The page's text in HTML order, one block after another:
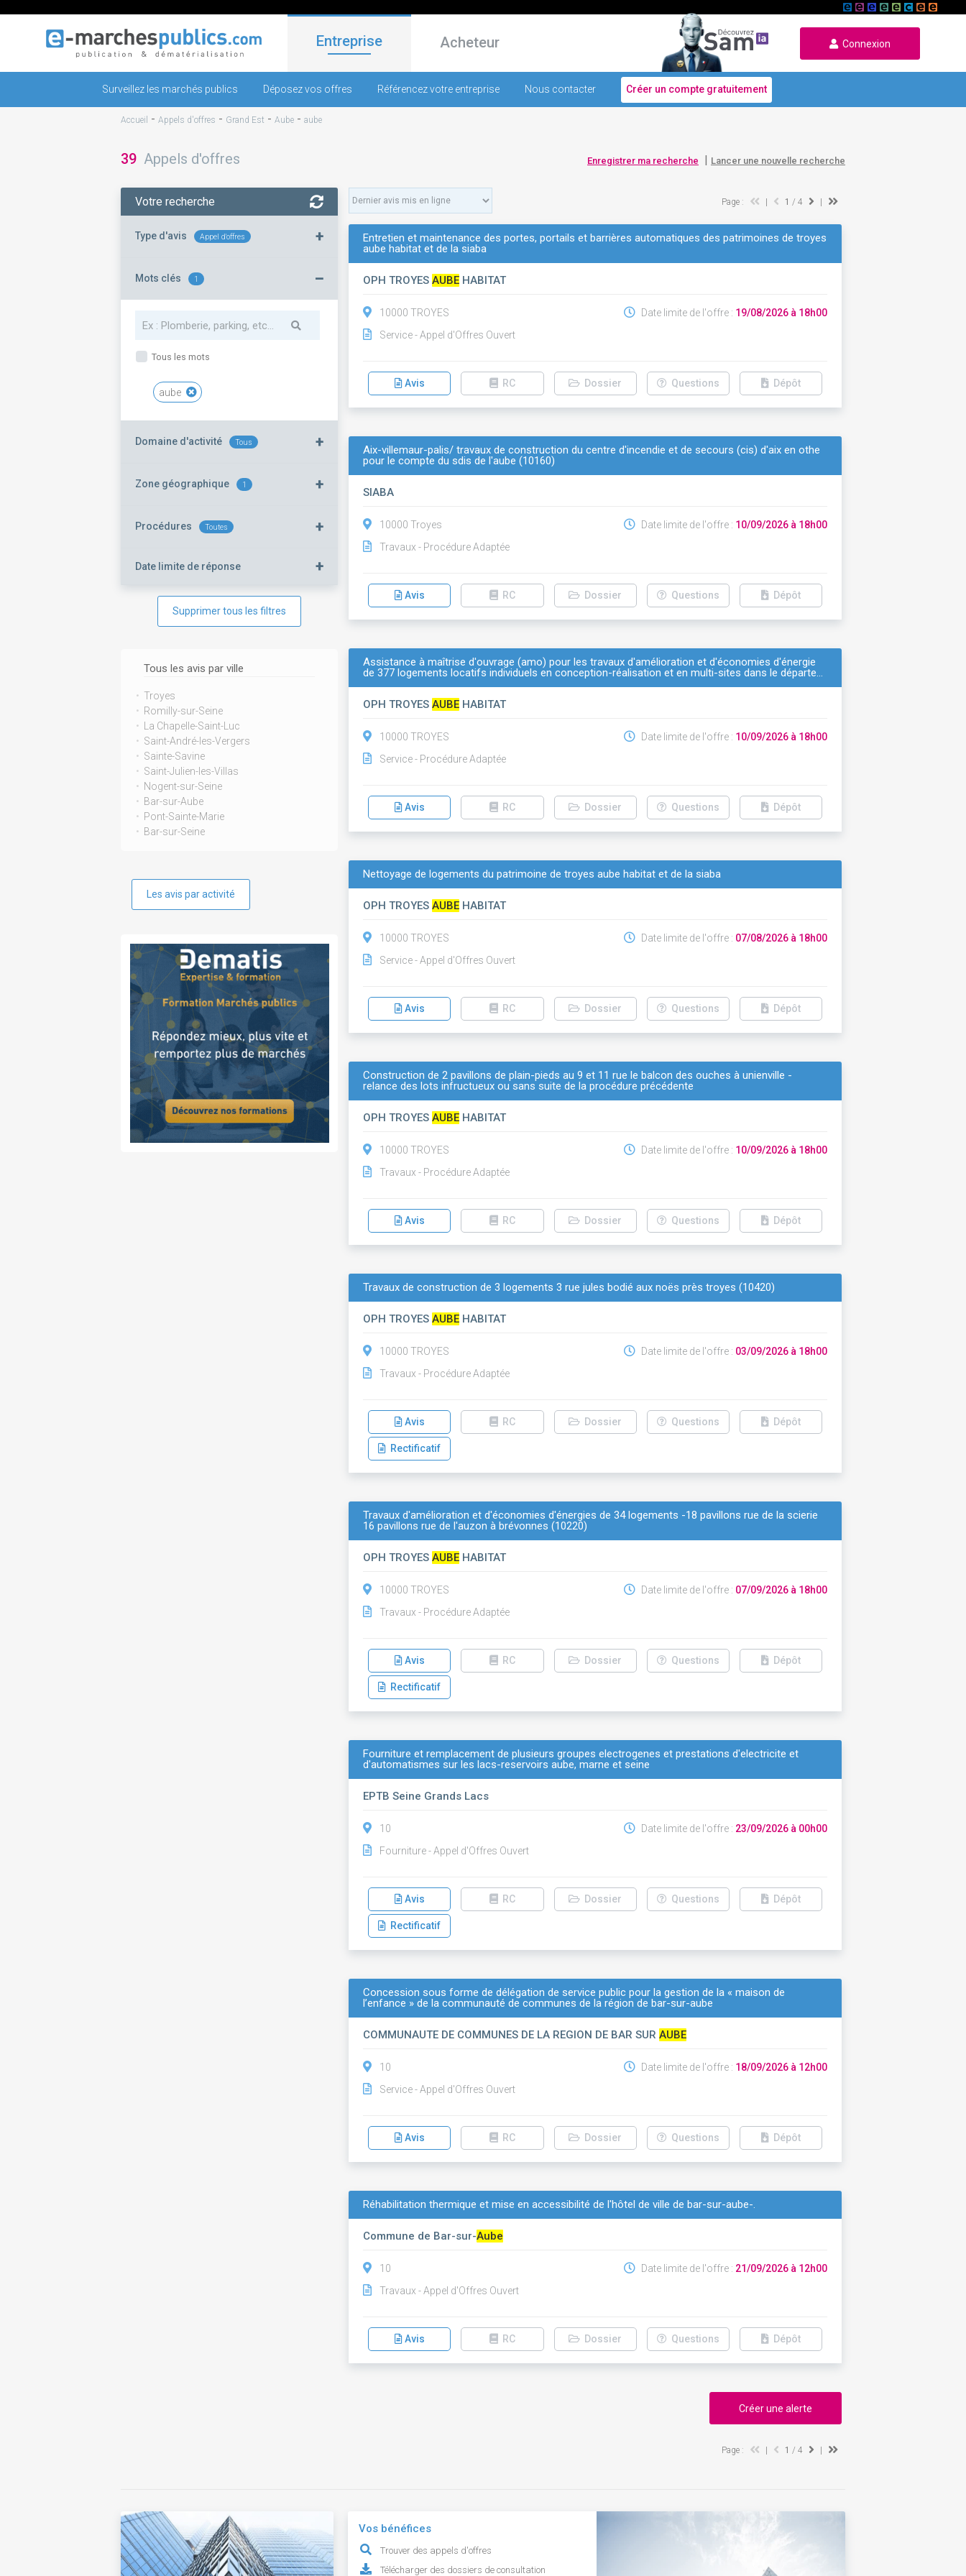
Entreprise Acheteur Connexion
Surveillez les marchés publics Déposez vos offres Référencez votre entreprise Nous contacter Créer un compte gratuitement
Accueil - Appels d'offres - Grand Est - Aube - aube
39 Appels d'offres Enregistrer ma recherche | Lancer une nouvelle recherche
Votre recherche
Type d'avis Appel d'offres +
Mots clés 1 –
Tous les mots
aube
Domaine d'activité Tous +
Zone géographique 1 +
Procédures Toutes +
Date limite de réponse +
Supprimer tous les filtres
Tous les avis par ville
Troyes
Romilly-sur-Seine
La Chapelle-Saint-Luc
Saint-André-les-Vergers
Sainte-Savine
Saint-Julien-les-Villas
Nogent-sur-Seine
Bar-sur-Aube
Pont-Sainte-Marie
Bar-sur-Seine
Les avis par activité
Page : 1 / 4
Entretien et maintenance des portes, portails et barrières automatiques des patrimoines de troyes
aube habitat et de la siaba
OPH TROYESAUBE HABITAT
10000 TROYES
Service - Appel d'Offres Ouvert
Date limite de l'offre : 19/08/2026 à 18h00
Avis RC Dossier Questions Dépôt
Aix-villemaur-palis/ travaux de construction du centre d'incendie et de secours (cis) d'aix en othe
pour le compte du sdis de l'aube (10160)
SIABA
10000 Troyes
Travaux - Procédure Adaptée
Date limite de l'offre : 10/09/2026 à 18h00
Avis RC Dossier Questions Dépôt
Assistance à maîtrise d'ouvrage (amo) pour les travaux d'amélioration et d'économies d'énergie
de 377 logements locatifs individuels en conception-réalisation et en multi-sites dans le départe…
OPH TROYESAUBE HABITAT
10000 TROYES
Service - Procédure Adaptée
Date limite de l'offre : 10/09/2026 à 18h00
Avis RC Dossier Questions Dépôt
Nettoyage de logements du patrimoine de troyes aube habitat et de la siaba
OPH TROYESAUBE HABITAT
10000 TROYES
Service - Appel d'Offres Ouvert
Date limite de l'offre : 07/08/2026 à 18h00
Avis RC Dossier Questions Dépôt
Construction de 2 pavillons de plain-pieds au 9 et 11 rue le balcon des ouches à unienville -
relance des lots infructueux ou sans suite de la procédure précédente
OPH TROYESAUBE HABITAT
10000 TROYES
Travaux - Procédure Adaptée
Date limite de l'offre : 10/09/2026 à 18h00
Avis RC Dossier Questions Dépôt
Travaux de construction de 3 logements 3 rue jules bodié aux noës près troyes (10420)
OPH TROYESAUBE HABITAT
10000 TROYES
Travaux - Procédure Adaptée
Date limite de l'offre : 03/09/2026 à 18h00
Avis RC Dossier Questions Dépôt
Rectificatif
Travaux d'amélioration et d'économies d'énergies de 34 logements -18 pavillons rue de la scierie
16 pavillons rue de l'auzon à brévonnes (10220)
OPH TROYESAUBE HABITAT
10000 TROYES
Travaux - Procédure Adaptée
Date limite de l'offre : 07/09/2026 à 18h00
Avis RC Dossier Questions Dépôt
Rectificatif
Fourniture et remplacement de plusieurs groupes electrogenes et prestations d'electricite et
d'automatismes sur les lacs-reservoirs aube, marne et seine
EPTB Seine Grands Lacs
10
Fourniture - Appel d'Offres Ouvert
Date limite de l'offre : 23/09/2026 à 00h00
Avis RC Dossier Questions Dépôt
Rectificatif
Concession sous forme de délégation de service public pour la gestion de la « maison de
l’enfance » de la communauté de communes de la région de bar-sur-aube
COMMUNAUTE DE COMMUNES DE LA REGION DE BAR SURAUBE
10
Service - Appel d'Offres Ouvert
Date limite de l'offre : 18/09/2026 à 12h00
Avis RC Dossier Questions Dépôt
Réhabilitation thermique et mise en accessibilité de l'hôtel de ville de bar-sur-aube-.
Commune de Bar-sur-Aube
10
Travaux - Appel d'Offres Ouvert
Date limite de l'offre : 21/09/2026 à 12h00
Avis RC Dossier Questions Dépôt
Créer une alerte
Page : 1 / 4
Vos bénéfices
Trouver des appels d'offres
Télécharger des dossiers de consultation